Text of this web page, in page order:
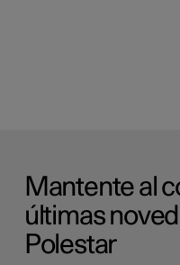
Mantente al
últimas
Polestar